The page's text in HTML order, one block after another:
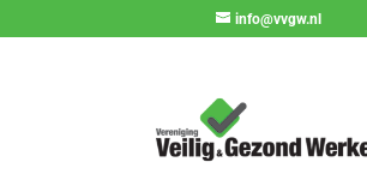
info@vvgw.nl